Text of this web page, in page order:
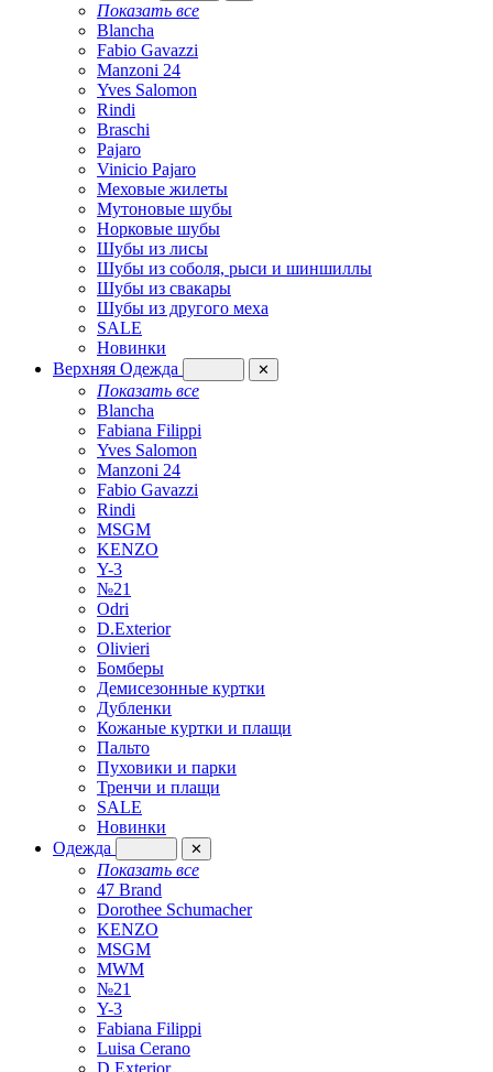
Показать все
Blancha
Fabio Gavazzi
Manzoni 24
Yves Salomon
Rindi
Braschi
Pajaro
Vinicio Pajaro
Меховые жилеты
Мутоновые шубы
Норковые шубы
Шубы из лисы
Шубы из соболя, рыси и шиншиллы
Шубы из свакары
Шубы из другого меха
SALE
Новинки
Верхняя Одежда
✕
Показать все
Blancha
Fabiana Filippi
Yves Salomon
Manzoni 24
Fabio Gavazzi
Rindi
MSGM
KENZO
Y-3
№21
Odri
D.Exterior
Olivieri
Бомберы
Демисезонные куртки
Дубленки
Кожаные куртки и плащи
Пальто
Пуховики и парки
Тренчи и плащи
SALE
Новинки
Одежда
✕
Показать все
47 Brand
Dorothee Schumacher
KENZO
MSGM
MWM
№21
Y-3
Fabiana Filippi
Luisa Cerano